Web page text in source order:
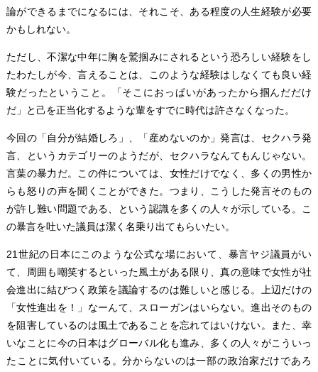
論ができるまでになるには、それこそ、ある程度の人生経験が必要
かもしれない。
ただし、不潔な中年に胸を鷲掴みにされるという恐ろしい経験をし
たわたしが今、言えることは、このような経験はしなくても良い経
験だったということ。「そこにおっぱいがあったから掴んだだけ
だ」と己を正当化するような輩をすでに時代は許さなくなった。
今回の「自分が結婚しろ」、「産めないのか」発言は、セクハラ発
言、というカテゴリーのようだが、セクハラなんてもんじゃない。
言葉の暴力だ。この件については、女性だけでなく、多くの男性か
らも怒りの声を聞くことができた。つまり、こうした発言そのもの
が許し難い問題である、という認識を多くの人々が示している。こ
の暴言を吐いた議員は潔く名乗り出てもらいたい。
21世紀の日本にこのような公式な場において、暴言ヤジ議員がい
て、周囲も嘲笑するといった風土がある限り、真の意味で女性が社
会進出に結びつく政策を議論するのは難しいと感じる。上辺だけの
「女性進出を！」なーんて、スローガンはいらない。進出そのもの
を阻害しているのは風土であることを忘れてはいけない。また、幸
いなことに今の日本はグローバル化も進み、多くの人々がこういっ
たことに気付いている。分からないのは一部の政治家だけであろ